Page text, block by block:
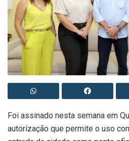
Foi assinado nesta semana em
autorização que permite o uso